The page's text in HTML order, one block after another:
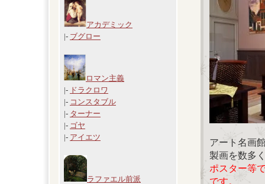
アカデミック
|- ブグロー
ロマン主義
|- ドラクロワ
|- コンスタブル
|- ターナー
|- ゴヤ
|- アイエツ
ラファエル前派
アート名画
製画を数多
ポスター等
です。